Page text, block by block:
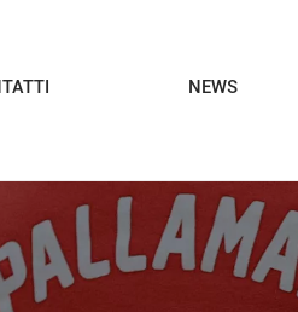
NEWS